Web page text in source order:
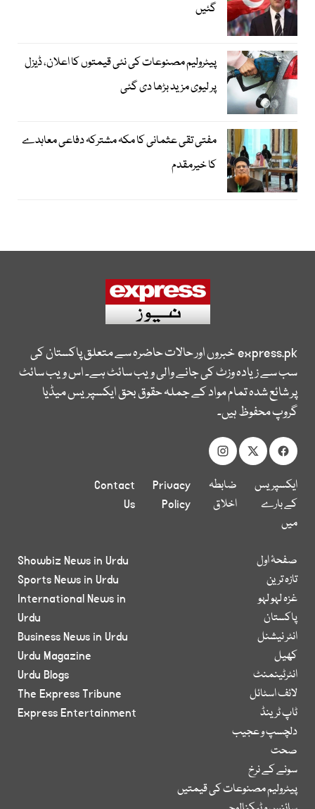
گئیں
پیٹرولیم مصنوعات کی نئی قیمتوں کا اعلان، ڈیزل
پر لیوی مزید بڑھا دی گئی
مفتی تقی عثمانی کا مکہ مشترکہ دفاعی معاہدے
کا خیرمقدم
express.pkخبروں اور حالات حاضرہ سے متعلق پاکستان کی
سب سے زیادہ وزٹ کی جانے والی ویب سائٹ ہے۔ اس ویب سائٹ
پر شائع شدہ تمام مواد کے جملہ حقوق بحق ایکسپریس میڈیا
گروپ محفوظ ہیں۔
ایکسپریس
کے بارے
میں
ضابطہ
اخلاق
Privacy
Policy
Contact
Us
صفحۂ اول
تازہ ترین
غزہ لہو لہو
پاکستان
انٹر نیشنل
کھیل
انٹرٹینمنٹ
لائف اسٹائل
ٹاپ ٹرینڈ
دلچسپ و عجیب
صحت
سونے کے نرخ
پیٹرولیم مصنوعات کی قیمتیں
Showbiz News in Urdu
Sports News in Urdu
International News in
Urdu
Business News in Urdu
Urdu Magazine
Urdu Blogs
The Express Tribune
Express Entertainment